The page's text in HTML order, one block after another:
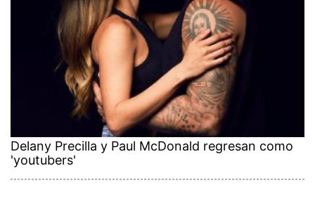
Delany Precilla y Paul McDonald regresan como
'youtubers'